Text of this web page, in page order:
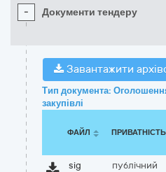
- Документи тендеру
Завантажити
Тип документа:
закупівлі
ФАЙЛ ПРИВАТНІСТЬ
sig
публічний